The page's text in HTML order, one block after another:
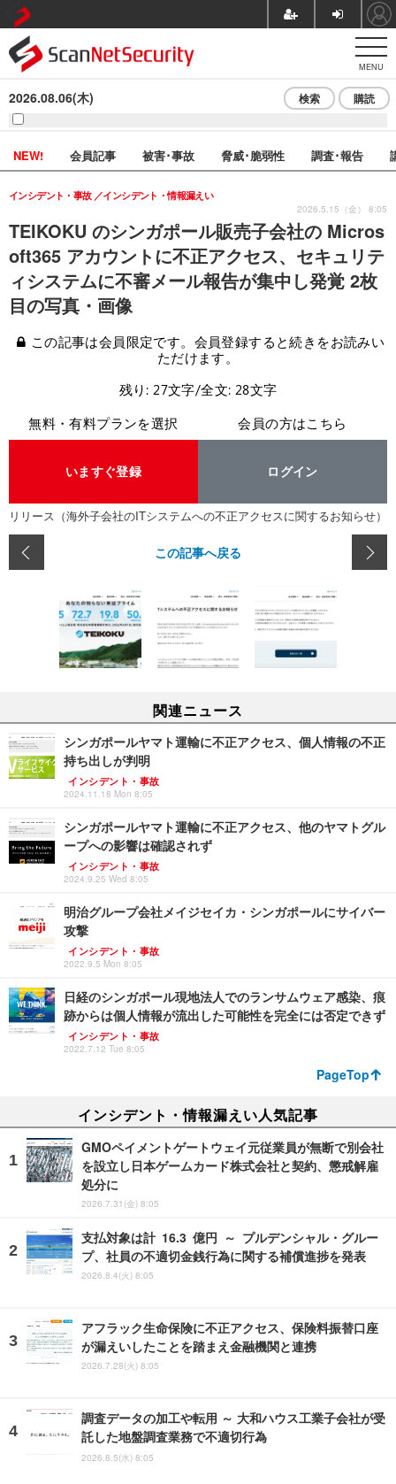
MENU
2026.08.06(木) 検索 購読
NEW! 会員記事 被害･事故 脅威･脆弱性 調査･報告
TEIKOKU のシンガポール販売子会社の Micros
oft365 アカウントに不正アクセス、セキュリテ
ィシステムに不審メール報告が集中し発覚 2枚
目の写真・画像
インシデント・事故 インシデント・情報漏えい
2026.5.15（金） 8:05
この記事は会員限定です。会員登録すると続きをお読みい
ただけます。
残り: 27文字/全文: 28文字
無料・有料プランを選択
いますぐ登録
会員の方はこちら
ログイン
リリース（海外子会社のITシステムへの不正アクセスに関するお知らせ）
この記事へ戻る
関連ニュース
シンガポールヤマト運輸に不正アクセス、個人情報の不正
持ち出しが判明
インシデント・事故
2024.11.18 Mon 8:05
シンガポールヤマト運輸に不正アクセス、他のヤマトグル
ープへの影響は確認されず
インシデント・事故
2024.9.25 Wed 8:05
明治グループ会社メイジセイカ・シンガポールにサイバー
攻撃
インシデント・事故
2022.9.5 Mon 8:05
日経のシンガポール現地法人でのランサムウェア感染、痕
跡からは個人情報が流出した可能性を完全には否定できず
インシデント・事故
2022.7.12 Tue 8:05
PageTop
インシデント・情報漏えい人気記事
GMOペイメントゲートウェイ元従業員が無断で別会社
を設立し日本ゲームカード株式会社と契約、懲戒解雇
処分に
2026.7.31(金) 8:05
支払対象は計 16.3 億円 ～ プルデンシャル・グルー
プ、社員の不適切金銭行為に関する補償進捗を発表
2026.8.4(火) 8:05
アフラック生命保険に不正アクセス、保険料振替口座
が漏えいしたことを踏まえ金融機関と連携
2026.7.28(火) 8:05
調査データの加工や転用 ～ 大和ハウス工業子会社が受
託した地盤調査業務で不適切行為
2026.8.5(水) 8:05